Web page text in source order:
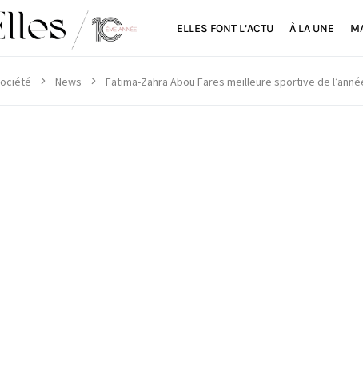
ELLES FONT L’ACTU À LA UNE
News Fatima-Zahra Abou Fares meilleure sportive de